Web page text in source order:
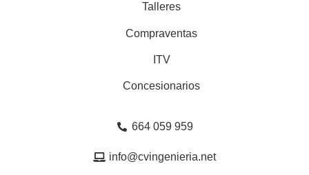
Talleres
Compraventas
ITV
Concesionarios
664 059 959
info@cvingenieria.net